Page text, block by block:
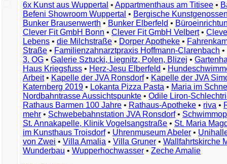
6x Kunst aus Wuppertal • Appartmenthaus am Titisee •
Befeni Showroom Wuppertal • Bergische
Bunker Brausenwerth • Bunker Elberfeld •
Clever Fit GmbH Bonn • Clever Fit GmbH Velbert•
Lebens • die Milchstraße • Dorper Apotheke •
Straße • Familienzahnarztpraxis Hoffmann-Clarenbach •
3. OG • Galerie Sztucki, Liegnitz, Polen, Blizej •
Haus Kriegsfuss • Herz-Jesu Elberfeld •
Arbeit• Kapelle der JVA Ronsdorf• Kapelle der JVA
Katernberg 2019 • Lokanta Pizza Pasta • Maria im
Nordbahntrasse Aussichtspunkte • Odile Liron-
Rathaus Barmen 100 Jahre • Rathaus-Apotheke • riva •
mehr • Schwebebahnstation JVA Ronsdorf•
St. Annakapelle, Klinik Vogelsangstraße • St. Maria
im Kunsthaus Troisdorf• Uhrenmuseum Abeler •
von Zwei • Villa Amalia • Villa Gruner • Wallfahrtskirche
Wunderbau • Wupperhochwasser • Zeche Amalie